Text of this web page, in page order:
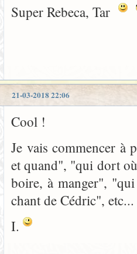
Super Rebeca, Tar
21-03-2018 22:06
Cool !
Je vais commencer à
et quand", "qui dort
boire, à manger",
chant de Cédric", etc...
I.